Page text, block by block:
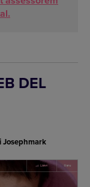
DEL
Josephmark